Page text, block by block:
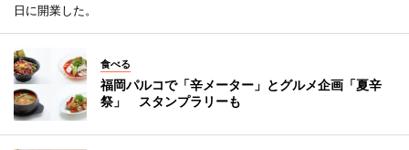
日に開業した。
食べる
福岡パルコで「辛メーター」とグルメ企画「夏辛
祭」 スタンプラリーも